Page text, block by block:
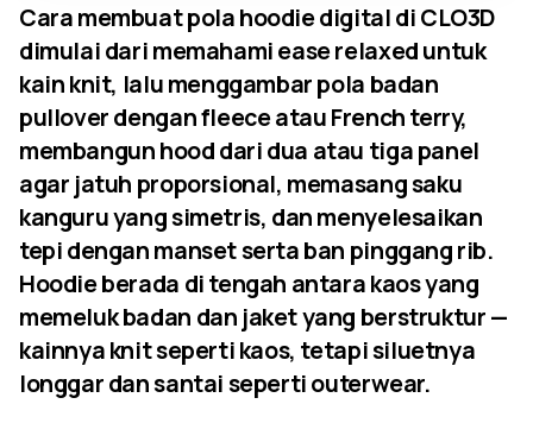
Cara membuat pola hoodie digital di CLO3D
dimulai dari memahami ease relaxed untuk
kain knit, lalu menggambar pola badan
pullover dengan fleece atau French terry,
membangun hood dari dua atau tiga panel
agar jatuh proporsional, memasang saku
kanguru yang simetris, dan menyelesaikan
tepi dengan manset serta ban pinggang rib.
Hoodie berada di tengah antara kaos yang
memeluk badan dan jaket yang berstruktur —
kainnya knit seperti kaos, tetapi siluetnya
longgar dan santai seperti outerwear.